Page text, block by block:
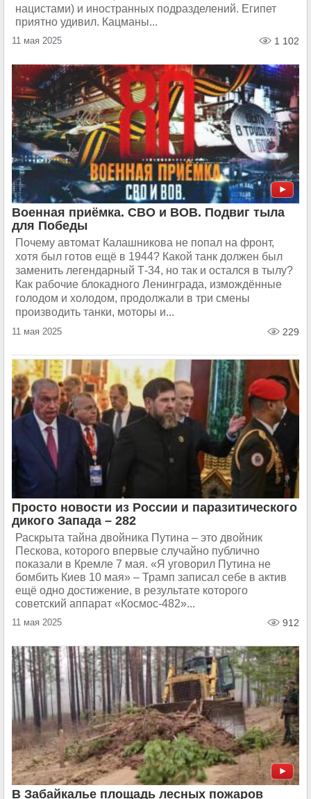
нацистами) и иностранных подразделений. Египет
приятно удивил. Кацманы...
11 мая 2025 1 102
Военная приёмка. СВО и ВОВ. Подвиг тыла
для Победы
Почему автомат Калашникова не попал на фронт,
хотя был готов ещё в 1944? Какой танк должен был
заменить легендарный Т-34, но так и остался в тылу?
Как рабочие блокадного Ленинграда, измождённые
голодом и холодом, продолжали в три смены
производить танки, моторы и...
11 мая 2025 229
Просто новости из России и паразитического
дикого Запада – 282
Раскрыта тайна двойника Путина – это двойник
Пескова, которого впервые случайно публично
показали в Кремле 7 мая. «Я уговорил Путина не
бомбить Киев 10 мая» – Трамп записал себе в актив
ещё одно достижение, в результате которого
советский аппарат «Космос-482»...
11 мая 2025 912
В Забайкалье площадь лесных пожаров